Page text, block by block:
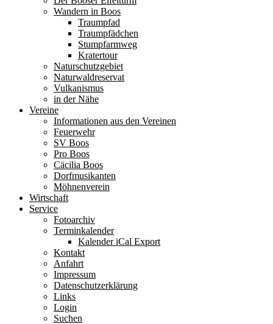
Wandern in Boos
Traumpfad
Traumpfädchen
Stumpfarmweg
Kratertour
Naturschutzgebiet
Naturwaldreservat
Vulkanismus
in der Nähe
Vereine
Informationen aus den Vereinen
Feuerwehr
SV Boos
Pro Boos
Cäcilia Boos
Dorfmusikanten
Möhnenverein
Wirtschaft
Service
Fotoarchiv
Terminkalender
Kalender iCal Export
Kontakt
Anfahrt
Impressum
Datenschutzerklärung
Links
Login
Suchen